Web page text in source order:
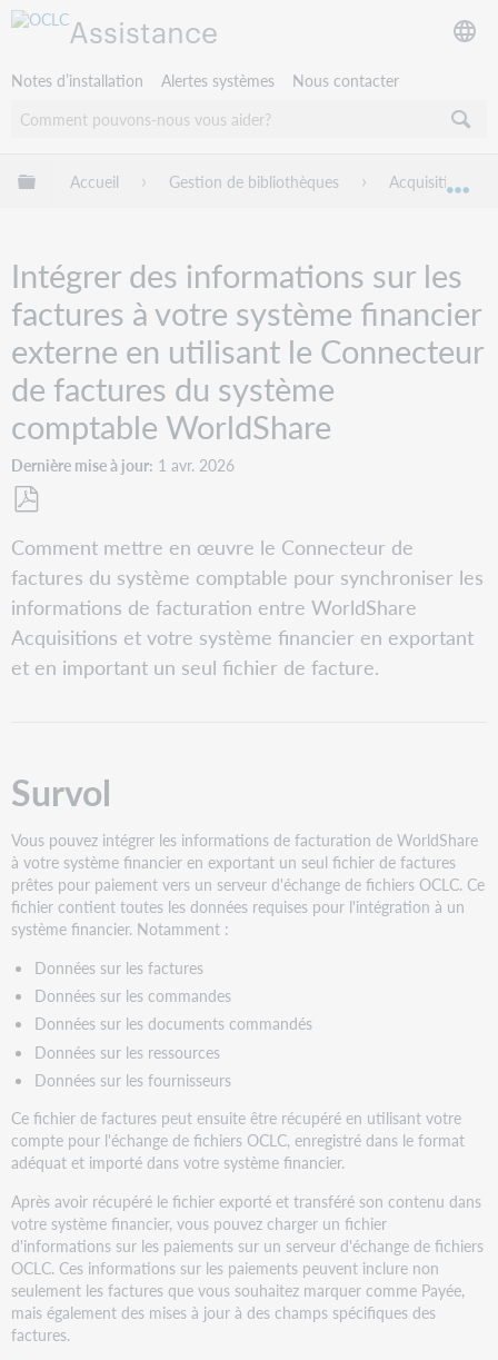
Assistance
Notes d’installation Alertes systèmes Nous contacter
Développer/réduire la hiérarchie globale
Accueil Gestion de bibliothèques Acquisitions
Intégrer des informations sur les
factures à votre système financier
externe en utilisant le Connecteur
de factures du système
comptable WorldShare
Dernière mise à jour 1 avr. 2026
en
tant
que
PDF
Comment mettre en œuvre le Connecteur de
factures du système comptable pour synchroniser les
informations de facturation entre WorldShare
Acquisitions et votre système financier en exportant
et en important un seul fichier de facture.
Survol
Vous pouvez intégrer les informations de facturation de WorldShare
à votre système financier en exportant un seul fichier de factures
prêtes pour paiement vers un serveur d'échange de fichiers OCLC. Ce
fichier contient toutes les données requises pour l'intégration à un
système financier. Notamment :
Données sur les factures
Données sur les commandes
Données sur les documents commandés
Données sur les ressources
Données sur les fournisseurs
Ce fichier de factures peut ensuite être récupéré en utilisant votre
compte pour l'échange de fichiers OCLC, enregistré dans le format
adéquat et importé dans votre système financier.
Après avoir récupéré le fichier exporté et transféré son contenu dans
votre système financier, vous pouvez charger un fichier
d'informations sur les paiements sur un serveur d'échange de fichiers
OCLC. Ces informations sur les paiements peuvent inclure non
seulement les factures que vous souhaitez marquer comme Payée,
mais également des mises à jour à des champs spécifiques des
factures.